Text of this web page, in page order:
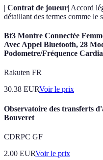
| Contrat de joueur| Accord
détaillant des termes comme le
Bt3 Montre Connectée
Avec Appel Bluetooth, 28
Podometre/Fréquence
Rakuten FR
30.38 EURVoir le prix
Observatoire des transferts
Bouveret
CDRPC GF
2.00 EURVoir le prix